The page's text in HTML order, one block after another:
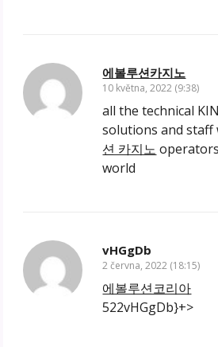
에볼루션카지노
10 května, 2022 (9:38)
all the technical
solutions and staff
션 카지노
world
vHGgDb
2 června, 2022 (18:15)
에볼루션코리아
522vHGgDb}+>